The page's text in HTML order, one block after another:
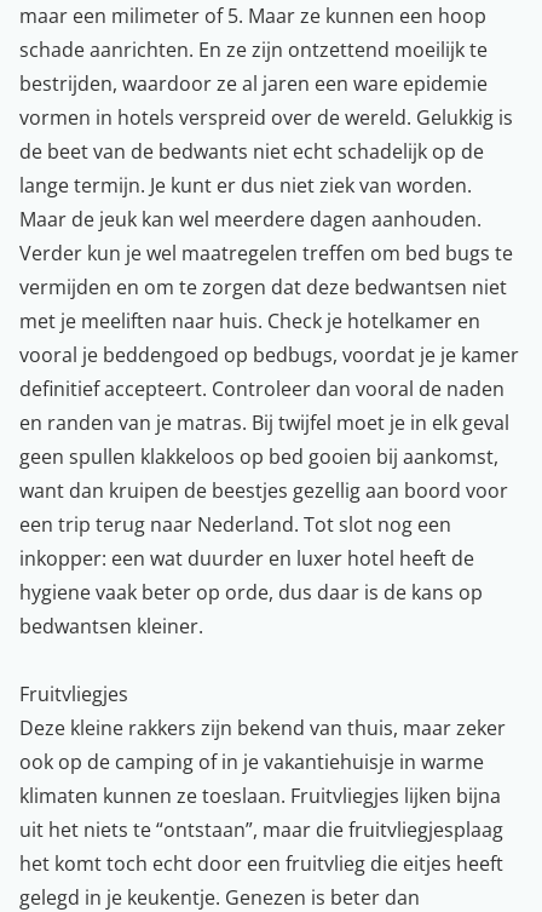
maar een milimeter of 5. Maar ze kunnen een hoop
schade aanrichten. En ze zijn ontzettend moeilijk te
bestrijden, waardoor ze al jaren een ware epidemie
vormen in hotels verspreid over de wereld. Gelukkig is
de beet van de bedwants niet echt schadelijk op de
lange termijn. Je kunt er dus niet ziek van worden.
Maar de jeuk kan wel meerdere dagen aanhouden.
Verder kun je wel maatregelen treffen om bed bugs te
vermijden en om te zorgen dat deze bedwantsen niet
met je meeliften naar huis. Check je hotelkamer en
vooral je beddengoed op bedbugs, voordat je je kamer
definitief accepteert. Controleer dan vooral de naden
en randen van je matras. Bij twijfel moet je in elk geval
geen spullen klakkeloos op bed gooien bij aankomst,
want dan kruipen de beestjes gezellig aan boord voor
een trip terug naar Nederland. Tot slot nog een
inkopper: een wat duurder en luxer hotel heeft de
hygiene vaak beter op orde, dus daar is de kans op
bedwantsen kleiner.
Fruitvliegjes
Deze kleine rakkers zijn bekend van thuis, maar zeker
ook op de camping of in je vakantiehuisje in warme
klimaten kunnen ze toeslaan. Fruitvliegjes lijken bijna
uit het niets te “ontstaan”, maar die fruitvliegjesplaag
het komt toch echt door een fruitvlieg die eitjes heeft
gelegd in je keukentje. Genezen is beter dan